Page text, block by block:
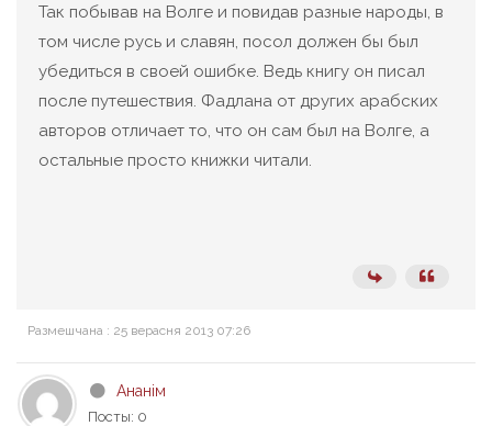
Так побывав на Волге и повидав разные народы, в
том числе русь и славян, посол должен бы был
убедиться в своей ошибке. Ведь книгу он писал
после путешествия. Фадлана от других арабских
авторов отличает то, что он сам был на Волге, а
остальные просто книжки читали.
Размешчана : 25 верасня 2013 07:26
Ананім
Посты: 0